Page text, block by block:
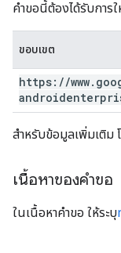
คำขอนี้ต้องได้รับการ
ขอบเขต
https: //www.
สำหรับข้อมูลเพิ่มเติม
เนื้อหาของคำขอ
ในเนื้อหาคำขอ ให้ระบุ